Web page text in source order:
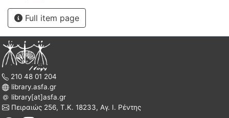
Full item page
210 48 01 204
library.asfa.gr
library[at]asfa.gr
Πειραιώς 256, Τ.Κ. 18233, Αγ. Ι. Ρέντης